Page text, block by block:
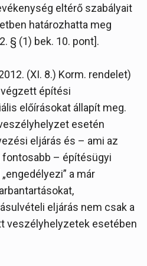
eltérő szabályait
határozhatta meg
§ (1) bek. 10. pont].
(XI. 8.) Korm. rendelet)
építési
előírásokat állapít meg.
esetén
eljárás és – ami az
– építésügyi
a már
eljárás nem csak a
veszélyhelyzetek esetében